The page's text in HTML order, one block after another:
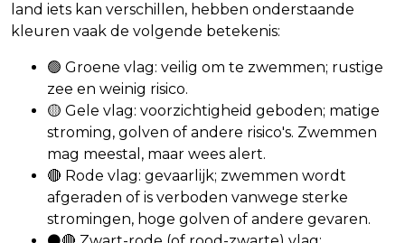
land iets kan verschillen, hebben onderstaande
kleuren vaak de volgende betekenis:
🟢 Groene vlag: veilig om te zwemmen; rustige
zee en weinig risico.
🟡 Gele vlag: voorzichtigheid geboden; matige
stroming, golven of andere risico's. Zwemmen
mag meestal, maar wees alert.
🔴 Rode vlag: gevaarlijk; zwemmen wordt
afgeraden of is verboden vanwege sterke
stromingen, hoge golven of andere gevaren.